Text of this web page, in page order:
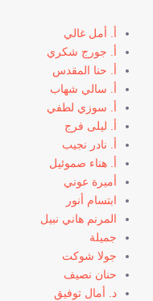
أ. أمل غالي
أ. جورج شكري
أ. حنا المقدس
أ. سالي شهاب
أ. سوزي لطفي
أ. ليلى فرج
أ. نادر نجيب
أ. هناء صموئيل
أميرة عوني
ابتسام أنور
المرنم هاني نبيل
جميلة
جولا شوكت
حنان نصيف
د. أمال توفيق